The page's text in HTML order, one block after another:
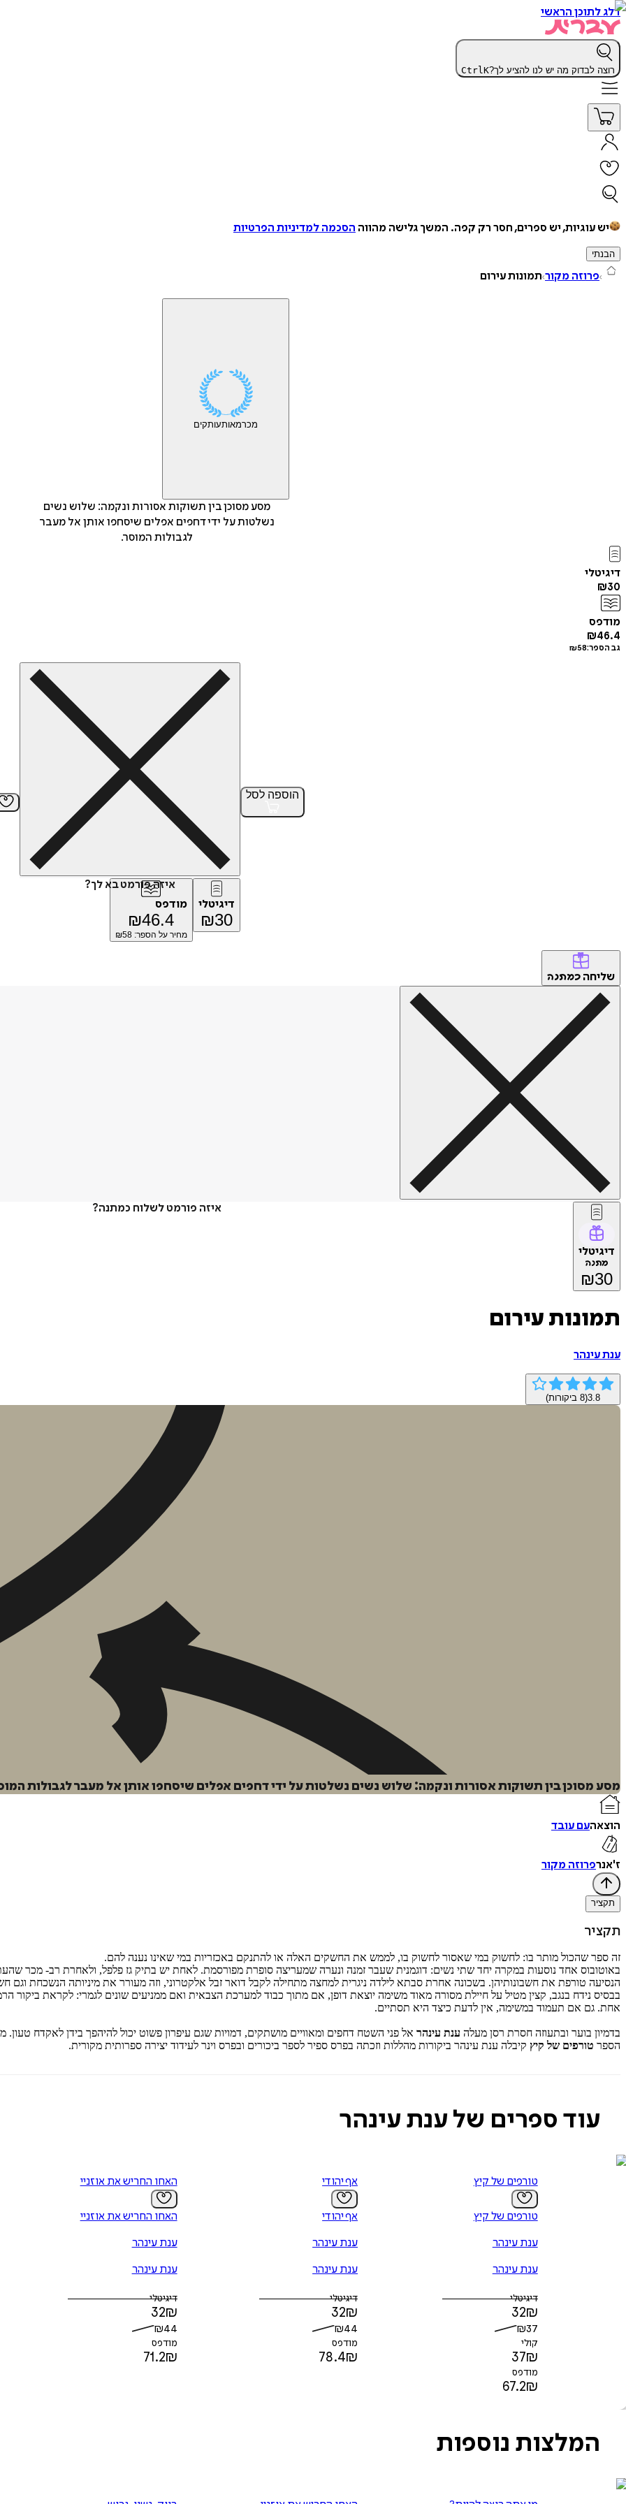
דלג לתוכן הראשי
רוצה לבדוק מה יש לנו להציע לך? CtrlK
יש עוגיות, יש ספרים, חסר רק קפה. המשך גלישה מהווה הסכמה למדיניות הפרטיות
הבנתי
פרוזה מקור תמונות עירום
מכרמאותעותקים
מסע מסוכן בין תשוקות אסורות ונקמה: שלוש נשים
נשלטות על ידי דחפים אפלים שיסחפו אותן אל מעבר
לגבולות המוסר.
דיגיטלי
₪30
מודפס
₪46.4
גב הספר: ₪58
הוספה לסל
איזה פורמט בא לך?
דיגיטלי
₪30
מודפס
₪46.4
מחיר על הספר: ₪58
שליחה כמתנה
איזה פורמט לשלוח כמתנה?
דיגיטלי
מתנה
₪30
הוספה
תמונות עירום
ענת עינהר
3.8
(
8 ביקורות)
מסע מסוכן בין תשוקות אסורות ונקמה: שלוש נשים נשלטות על ידי דחפים אפלים שיסחפו אותן אל מעבר לגבולות
הוצאהעם עובד
ז'אנרפרוזה מקור
תקציר
תקציר
זה ספר שהכול מותר בו: לחשוק במי שאסור לחשוק בו, לממש את החשקים האלה או להתנקם באכזריות במי שאינו נענה להם.
באוטובוס אחד נוסעות במקרה יחד שתי נשים: דוגמנית שעבר זמנה ונערה שמעריצה סופרת מפורסמת. לאחת יש בתיק גז פלפל, ולאחרת רב- מכר
הנסיעה טורפת את חשבונותיהן. בשכונה אחרת סבתא לילדה ניגרית למחצה מתחילה לקבל דואר זבל אלקטרוני, וזה מעורר את מיניותה הנשכחת
בבסיס נידח בנגב, קצין מטיל על חיילת מסורה מאוד משימה יוצאת דופן, אם מתוך כבוד למערכת הצבאית ואם ממניעים שונים לגמרי: לקראת ביקור
אחת. גם אם תעמוד במשימה, אין לדעת כיצד היא תסתיים.
בדמיון בוער ובתעוזה חסרת רסן מעלה ענת עינהר אל פני השטח דחפים ומאוויים מושתקים, דמויות שגם עיפרון פשוט יכול להיהפך בידן לאקדח
הספר טורפים של קיץ קיבלה ענת עינהר ביקורות מהללות וזכתה בפרס ספיר לספר ביכורים ובפרס וינר לעידוד יצירה ספרותית מקורית.
עוד ספרים של ענת עינהר
טורפים של קיץ
טורפים של קיץ
ענת עינהר
ענת עינהר
דיגיטלי
32₪
₪37
קולי
37₪
מודפס
67.2₪
אף יהודי
אף יהודי
ענת עינהר
ענת עינהר
דיגיטלי
32₪
₪44
מודפס
78.4₪
האחו החריש את אוזניי
האחו החריש את אוזניי
ענת עינהר
ענת עינהר
דיגיטלי
32₪
₪44
מודפס
71.2₪
המלצות נוספות